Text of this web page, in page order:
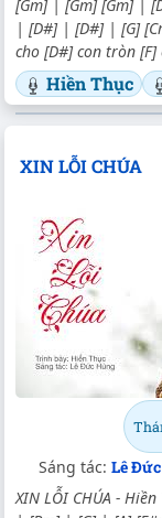
[Gm] | [Gm] [Gm] |
| [D#] | [D#] | [G]
cho [D#] con tròn [F]
Hiền Thục
XIN LỖI CHÚA
Sáng tác: Lê
XIN LỖI CHÚA -